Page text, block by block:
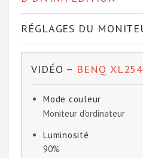
RÉGLAGES DU
VIDÉO – BENQ
Mode couleur
Moniteur d’ordinateur
Luminosité
90%